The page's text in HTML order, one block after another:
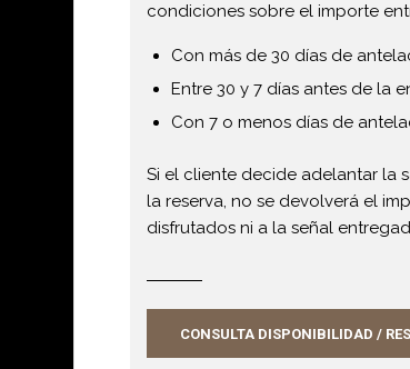
condiciones sobre el importe
Con más de 30 días de
Entre 30 y 7 días antes de la
Con 7 o menos días de
Si el cliente decide adelantar la
la reserva, no se devolverá el
disfrutados ni a la señal
CONSULTA DISPONIBILIDAD /